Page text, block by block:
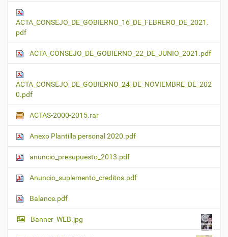
ACTA_CONSEJO_DE_GOBIERNO_16_DE_FEBRERO_DE_2021.
pdf
ACTA_CONSEJO_DE_GOBIERNO_22_DE_JUNIO_2021.pdf
ACTA_CONSEJO_DE_GOBIERNO_24_DE_NOVIEMBRE_DE_202
0.pdf
ACTAS-2000-2015.rar
Anexo Plantilla personal 2020.pdf
anuncio_presupuesto_2013.pdf
Anuncio_suplemento_creditos.pdf
Balance.pdf
Banner_WEB.jpg